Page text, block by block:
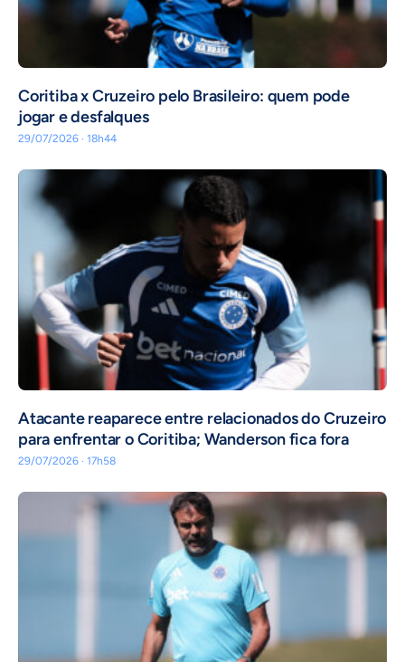
Coritiba x Cruzeiro pelo Brasileiro: quem pode
jogar e desfalques
29/07/2026 · 18h44
Atacante reaparece entre relacionados do Cruzeiro
para enfrentar o Coritiba; Wanderson fica fora
29/07/2026 · 17h58